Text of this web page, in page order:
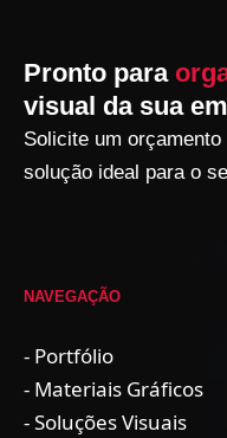
Pronto para
visual da sua
Solicite um
solução ideal para o
NAVEGAÇÃO
- Portfólio
- Materiais Gráficos
- Soluções Visuais